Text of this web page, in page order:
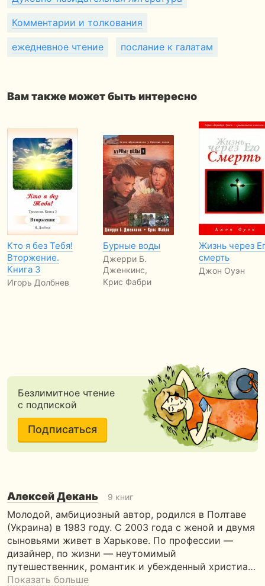
Комментарии и толкования
ежедневное чтение послание к галатам
Вам также может быть интересно
Кто я без Тебя!
Вторжение.
Книга 3
Игорь Долбнев
Бурные воды
Джерри Б.
Дженкинс,
Крис Фабри
Жизнь через
смерть
Джон Оуэн
Безлимитное чтение
с подпиской
Подписаться
Алексей Декань 9 книг
Молодой, амбициозный автор, родился в Полтаве
(Украина) в 1983 году. С 2003 года с женой и двумя
сыновьями живет в Харькове. По профессии —
дизайнер, по жизни — неутомимый
путешественник, романтик и убежденный христиа…
Показать больше